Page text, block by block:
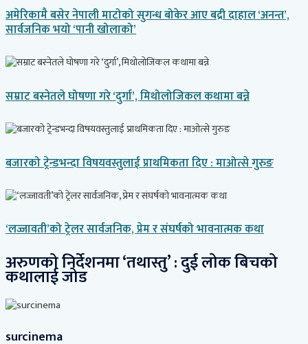
अमेरिकामै बसेर नेपाली माटोको सुगन्ध बोकेर आए बद्री दाहाल ‘अनन्त’,
सार्वजनिक भयो ‘पानी खोलाको’
सम्राट बस्नेतले घोषणा गरे ‘दुर्गा’, मिथोलोजिकल कथामा बन्ने
बजारको ट्रेन्डभन्दा विषयवस्तुलाई प्राथमिकता दिए : माओत्से गुरुङ
‘लज्जावती’को ट्रेलर सार्वजनिक, प्रेम र संघर्षको भावनात्मक कथा
अरुणको निर्देशनमा ‘तथास्तु’ : दुई लोक बिचको
कथालाई जोड
surcinema